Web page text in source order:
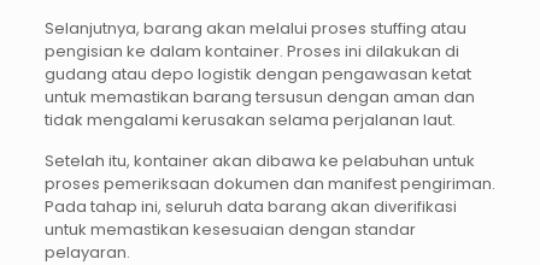
Selanjutnya, barang akan melalui proses stuffing atau
pengisian ke dalam kontainer. Proses ini dilakukan di
gudang atau depo logistik dengan pengawasan ketat
untuk memastikan barang tersusun dengan aman dan
tidak mengalami kerusakan selama perjalanan laut.
Setelah itu, kontainer akan dibawa ke pelabuhan untuk
proses pemeriksaan dokumen dan manifest pengiriman.
Pada tahap ini, seluruh data barang akan diverifikasi
untuk memastikan kesesuaian dengan standar
pelayaran.